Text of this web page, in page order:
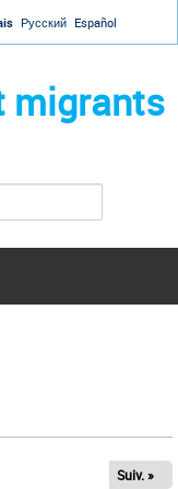
Русский Español
migrants
Suiv. »